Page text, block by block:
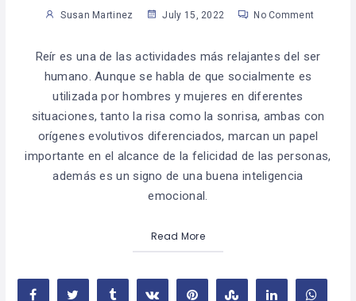
Susan Martinez July 15, 2022 No Comment
Reír es una de las actividades más relajantes del ser
humano. Aunque se habla de que socialmente es
utilizada por hombres y mujeres en diferentes
situaciones, tanto la risa como la sonrisa, ambas con
orígenes evolutivos diferenciados, marcan un papel
importante en el alcance de la felicidad de las personas,
además es un signo de una buena inteligencia
emocional.
Read More